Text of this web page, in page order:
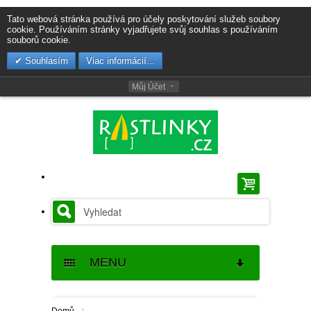
Tato webová stránka používá pro účely poskytování služeb soubory
cookie. Používáním stránky vyjadřujete svůj souhlas s používáním
souborů cookie.
Souhlasím
Viac informácií...
Můj Účet
MENU